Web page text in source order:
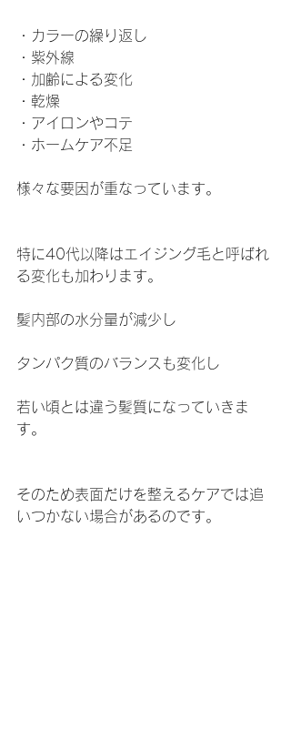
・カラーの繰り返し
・紫外線
・加齢による変化
・乾燥
・アイロンやコテ
・ホームケア不足
様々な要因が重なっています。
特に40代以降はエイジング毛と呼ばれ
る変化も加わります。
髪内部の水分量が減少し
タンパク質のバランスも変化し
若い頃とは違う髪質になっていきま
す。
そのため表面だけを整えるケアでは追
いつかない場合があるのです。